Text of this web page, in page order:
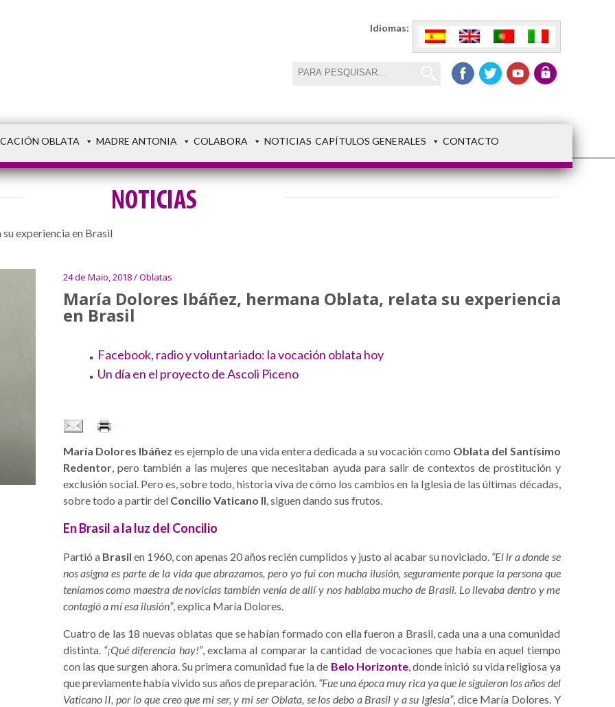
Idiomas:
OBLATA MADRE ANTONIA COLABORA NOTICIAS CAPÍTULOS GENERALES CONTACTO
NOTICIAS
experiencia en Brasil
24 de Maio, 2018 / Oblatas
María Dolores Ibáñez, hermana Oblata, relata su experiencia
en Brasil
Facebook, radio y voluntariado: la vocación oblata hoy
Un día en el proyecto de Ascoli Piceno
María Dolores Ibáñez es ejemplo de una vida entera dedicada a su vocación como Oblata del Santísimo
Redentor, pero también a las mujeres que necesitaban ayuda para salir de contextos de prostitución y
exclusión social. Pero es, sobre todo, historia viva de cómo los cambios en la Iglesia de las últimas décadas,
sobre todo a partir del Concilio Vaticano II, siguen dando sus frutos.
En Brasil a la luz del Concilio
Partió a Brasil en 1960, con apenas 20 años recién cumplidos y justo al acabar su noviciado. “El ir a donde se
nos asigna es parte de la vida que abrazamos, pero yo fui con mucha ilusión, seguramente porque la persona que
teníamos como maestra de novicias también venía de allí y nos hablaba mucho de Brasil. Lo llevaba dentro y me
contagió a mí esa ilusión”, explica María Dolores.
Cuatro de las 18 nuevas oblatas que se habían formado con ella fueron a Brasil, cada una a una comunidad
distinta. “¡Qué diferencia hay!”, exclama al comparar la cantidad de vocaciones que había en aquel tiempo
con las que surgen ahora. Su primera comunidad fue la de Belo Horizonte, donde inició su vida religiosa ya
que previamente había vivido sus años de preparación. “Fue una época muy rica ya que le siguieron los años del
Vaticano II, por lo que creo que mi ser, y mi ser Oblata, se los debo a Brasil y a su Iglesia”, dice María Dolores. Y